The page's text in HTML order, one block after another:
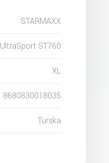
STARMAXX
UltraSport ST760
XL
8680830018035
Turska